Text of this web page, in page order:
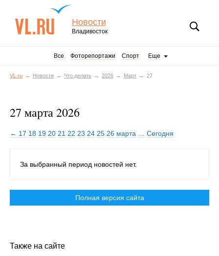
Новости
Владивосток
Все Фоторепортажи Спорт Еще
VL.ru Новости Что делать 2026 Март 27
27 марта 2026
← 17 18 19 20 21 22 23 24 25 26 марта Сегодня
За выбранный период новостей нет.
Полная версия сайта
Также на сайте